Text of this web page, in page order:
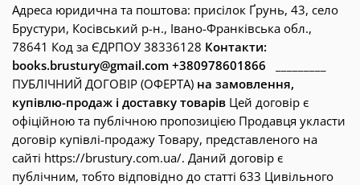
Адреса юридична та поштова: присілок Ґрунь, 43, село
Брустури, Косівський р-н., Івано-Франківська обл.,
78641 Код за ЄДРПОУ 38336128 Контакти:
books.brustury@gmail.com +380978601866
ПУБЛІЧНИЙ ДОГОВІР (ОФЕРТА) на замовлення,
купівлю-продаж і доставку товарів Цей договір є
офіційною та публічною пропозицією Продавця укласти
договір купівлі-продажу Товару, представленого на
сайті https://brustury.com.ua/. Даний договір є
публічним, тобто відповідно до статті 633 Цивільного